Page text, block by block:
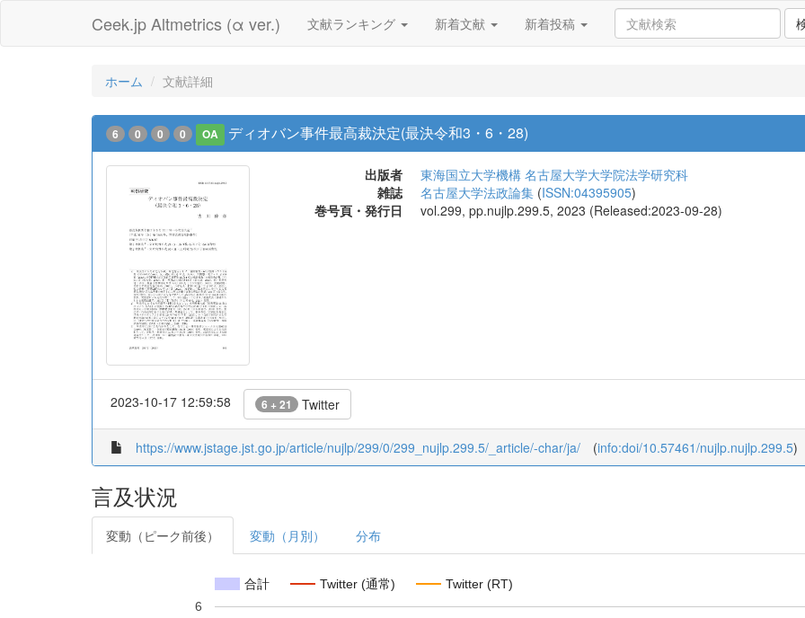
Ceek.jp Altmetrics (α ver.) 文献ランキング 新着文献 新着投稿
ホーム 文献詳細
6 0 0 0 OA ディオバン事件最高裁決定(最決令和3・6・28)
出版者
東海国立大学機構 名古屋大学大学院法学研究科
雑誌
名古屋大学法政論集 (ISSN:04395905)
巻号頁・発行日
vol.299, pp.nujlp.299.5, 2023 (Released:2023-09-28)
2023-10-17 12:59:58 6 + 21 Twitter
https://www.jstage.jst.go.jp/article/nujlp/299/0/299_nujlp.299.5/_article/-char/ja/ (info:doi/10.57461/nujlp.nujlp.299.5)
言及状況
変動（ピーク前後） 変動（月別） 分布
合計 Twitter (通常) Twitter (RT)
6